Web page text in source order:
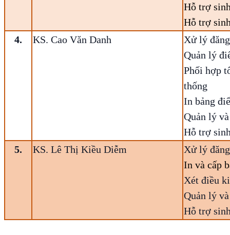
Hỗ trợ
Hỗ trợ
4.
KS. Cao Văn Danh
Xử lý
Quản lý
Phối hợp
thống
In bảng
Quản lý
Hỗ trợ
5.
KS. Lê Thị Kiều Diễm
Xử lý
In và cấp
Xét điều
Quản lý
Hỗ trợ